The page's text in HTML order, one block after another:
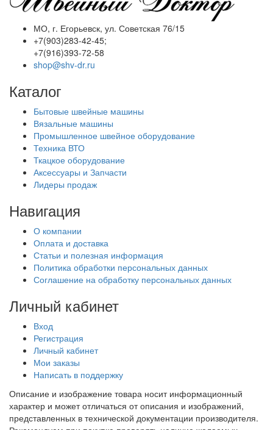
МО, г. Егорьевск, ул. Советская 76/15
+7(903)283-42-45;
+7(916)393-72-58
shop@shv-dr.ru
Каталог
Бытовые швейные машины
Вязальные машины
Промышленное швейное оборудование
Техника ВТО
Ткацкое оборудование
Аксессуары и Запчасти
Лидеры продаж
Навигация
О компании
Оплата и доставка
Статьи и полезная информация
Политика обработки персональных данных
Соглашение на обработку персональных данных
Личный кабинет
Вход
Регистрация
Личный кабинет
Мои заказы
Написать в поддержку
Описание и изображение товара носит информационный
характер и может отличаться от описания и изображений,
представленных в технической документации производителя.